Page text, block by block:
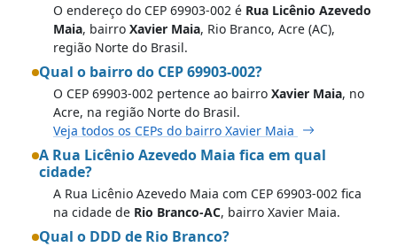
O endereço do CEP 69903-002 é Rua Licênio Azevedo
Maia, bairro Xavier Maia, Rio Branco, Acre (AC),
região Norte do Brasil.
Qual o bairro do CEP 69903-002?
O CEP 69903-002 pertence ao bairro Xavier Maia, no
Acre, na região Norte do Brasil.
Veja todos os CEPs do bairro Xavier Maia
A Rua Licênio Azevedo Maia fica em qual
cidade?
A Rua Licênio Azevedo Maia com CEP 69903-002 fica
na cidade de Rio Branco-AC, bairro Xavier Maia.
Qual o DDD de Rio Branco?